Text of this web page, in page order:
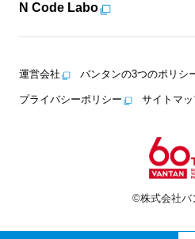
N Code Labo
運営会社 バンタンの3つのポリシ
プライバシーポリシー サイトマッ
©株式会社バ